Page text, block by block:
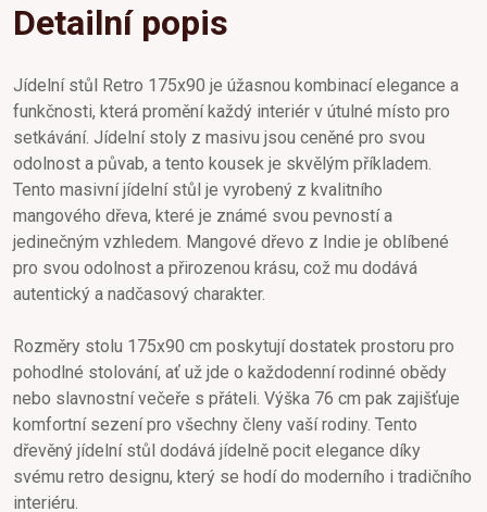
Detailní popis
Jídelní stůl Retro 175x90 je úžasnou kombinací elegance a
funkčnosti, která promění každý interiér v útulné místo pro
setkávání. Jídelní stoly z masivu jsou ceněné pro svou
odolnost a půvab, a tento kousek je skvělým příkladem.
Tento masivní jídelní stůl je vyrobený z kvalitního
mangového dřeva, které je známé svou pevností a
jedinečným vzhledem. Mangové dřevo z Indie je oblíbené
pro svou odolnost a přirozenou krásu, což mu dodává
autentický a nadčasový charakter.
Rozměry stolu 175x90 cm poskytují dostatek prostoru pro
pohodlné stolování, ať už jde o každodenní rodinné obědy
nebo slavnostní večeře s přáteli. Výška 76 cm pak zajišťuje
komfortní sezení pro všechny členy vaší rodiny. Tento
dřevěný jídelní stůl dodává jídelně pocit elegance díky
svému retro designu, který se hodí do moderního i tradičního
interiéru.